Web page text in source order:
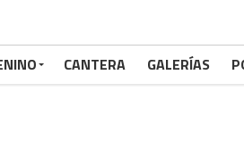
CANTERA GALERÍAS